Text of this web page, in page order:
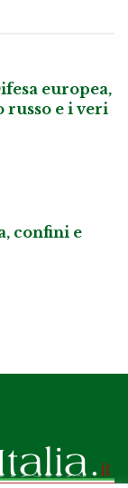
europea,
russo e i veri
confini e